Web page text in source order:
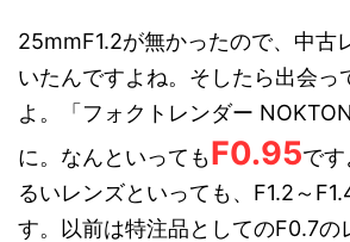
25mmF1.2が無かったので、中古
いたんですよね。そしたら出会っ
よ。「フォクトレンダー
に。なんといってもF0.95で
るいレンズといっても、F1.2～
す。以前は特注品としてのF0.7の